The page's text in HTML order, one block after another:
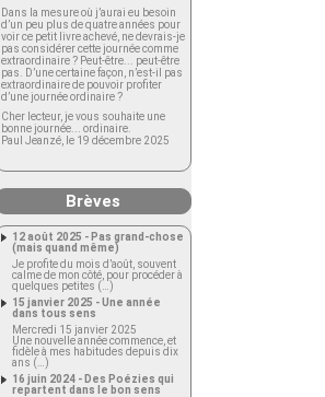
Dans la mesure où j’aurai eu besoin
d’un peu plus de quatre années pour
voir ce petit livre achevé, ne devrais-je
pas considérer cette journée comme
extraordinaire ? Peut-être... peut-être
pas. D’une certaine façon, n’est-il pas
extraordinaire de pouvoir profiter
d’une journée ordinaire ?
Cher lecteur, je vous souhaite une
bonne journée... ordinaire.
Paul Jeanzé, le 19 décembre 2025
Brèves
12 août 2025 - Pas grand-chose
(mais quand même)
Je profite du mois d’août, souvent
calme de mon côté, pour procéder à
quelques petites (…)
15 janvier 2025 - Une année
dans tous sens
Mercredi 15 janvier 2025
Une nouvelle année commence, et
fidèle à mes habitudes depuis dix
ans (…)
16 juin 2024 - Des Poézies qui
repartent dans le bon sens